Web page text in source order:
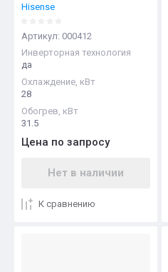
Hisense
Артикул: 000412
Инверторная технология
да
Охлаждение, кВт
28
Обогрев, кВт
31.5
Цена по запросу
Нет в наличии
К сравнению